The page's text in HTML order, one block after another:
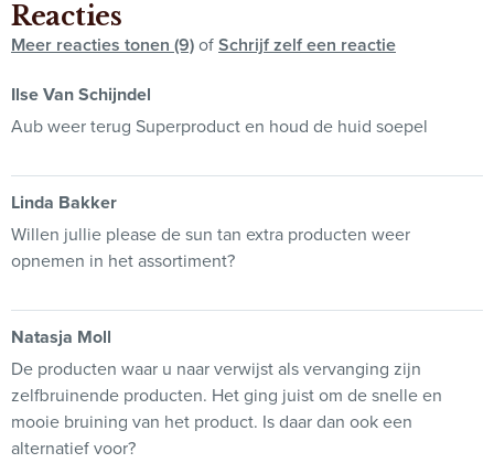
Reacties
Meer reacties tonen (9)ofSchrijf zelf een reactie
Ilse Van Schijndel
Aub weer terug Superproduct en houd de huid soepel
Linda Bakker
Willen jullie please de sun tan extra producten weer
opnemen in het assortiment?
Natasja Moll
De producten waar u naar verwijst als vervanging zijn
zelfbruinende producten. Het ging juist om de snelle en
mooie bruining van het product. Is daar dan ook een
alternatief voor?